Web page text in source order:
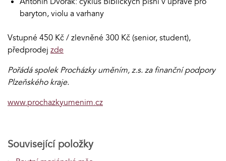
baryton, violu a varhany
Vstupné 450 Kč / zlevněné 300 Kč (senior, student),
předprodej zde
Pořádá spolek Procházky uměním, z.s. za finanční podpory
Plzeňského kraje.
www.prochazkyumenim.cz
Související položky